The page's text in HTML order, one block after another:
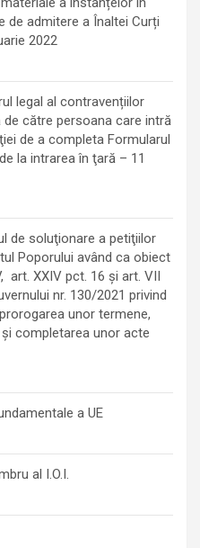
de admitere a Înaltei Curți
2022
legal al contravențiilor
către persoana care intră
de a completa Formularul
la intrarea în ţară – 11
de soluţionare a petiţiilor
Poporului având ca obiect
art. XXIV pct. 16 și art. VII
nr. 130/2021 privind
unor termene,
completarea unor acte
a UE
al I.O.I.